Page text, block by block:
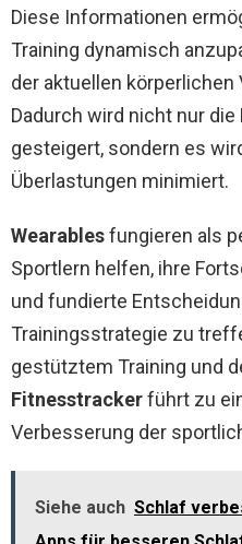
Diese Informationen
Training dynamisch
der aktuellen
Dadurch wird nicht nur
gesteigert, sondern es
Überlastungen minimiert.
Wearablesfungieren als
Sportlern helfen, ihre
und fundierte
Trainingsstrategie zu
gestütztem Training und
Fitnesstrackerführt zu
Verbesserung der
Siehe auch Schlaf